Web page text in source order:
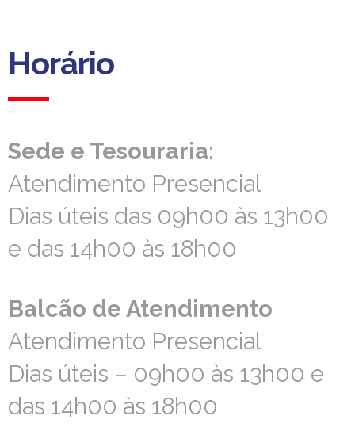
Horário
Horário
Sede e Tesouraria:
Atendimento Presencial
Dias úteis das 09h00 às 13h00
e das 14h00 às 18h00
Sede e Tesouraria:
Atendimento Presencial
Dias úteis das 09h00 às 13h00
e das 14h00 às 18h00
Balcão de Atendimento
Atendimento Presencial
Dias úteis – 09h00 às 13h00 e
das 14h00 às 18h00
Balcão de Atendimento
Atendimento Presencial
Dias úteis – 09h00 às 13h00 e
das 14h00 às 18h00